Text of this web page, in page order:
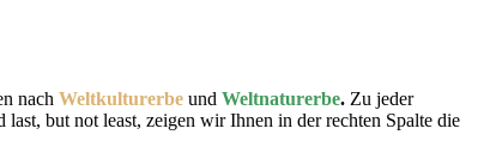
nach Weltkulturerbe und Weltnaturerbe. Zu jeder
but not least, zeigen wir Ihnen in der rechten Spalte die